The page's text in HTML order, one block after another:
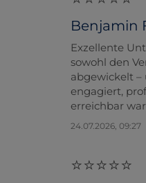
Benjamin
Exzellente
sowohl den
abgewickelt –
engagiert,
erreichbar
24.07.2026, 09:27